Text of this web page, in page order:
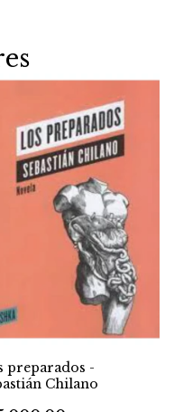
preparados -
Chilano